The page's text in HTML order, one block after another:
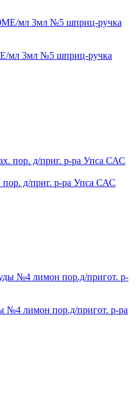
мл 3мл №5 шприц-ручка
д/приг. р-ра Упса САС
№4 лимон пор.д/пригот. р-ра